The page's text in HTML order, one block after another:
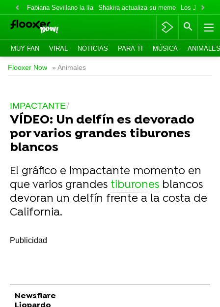
Fabiana Sevillano la lía Shakira actualiza su meme Los Jonas
MUY FAN VIRAL NOTICIAS PARA TI MÚSICA ANIMALES
Flooxer Now » Animales
IMPACTANTE
VÍDEO: Un delfín es devorado
por varios grandes tiburones
blancos
El gráfico e impactante momento en
que varios grandes tiburones blancos
devoran un delfín frente a la costa de
California.
Newsflare